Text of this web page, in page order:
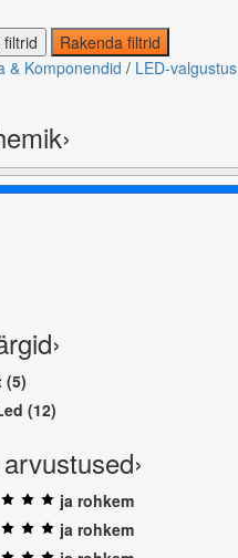
Rakenda filtrid
& Komponendid / LED-valgustus
›
›
(5)
(12)
›
ja rohkem
ja rohkem